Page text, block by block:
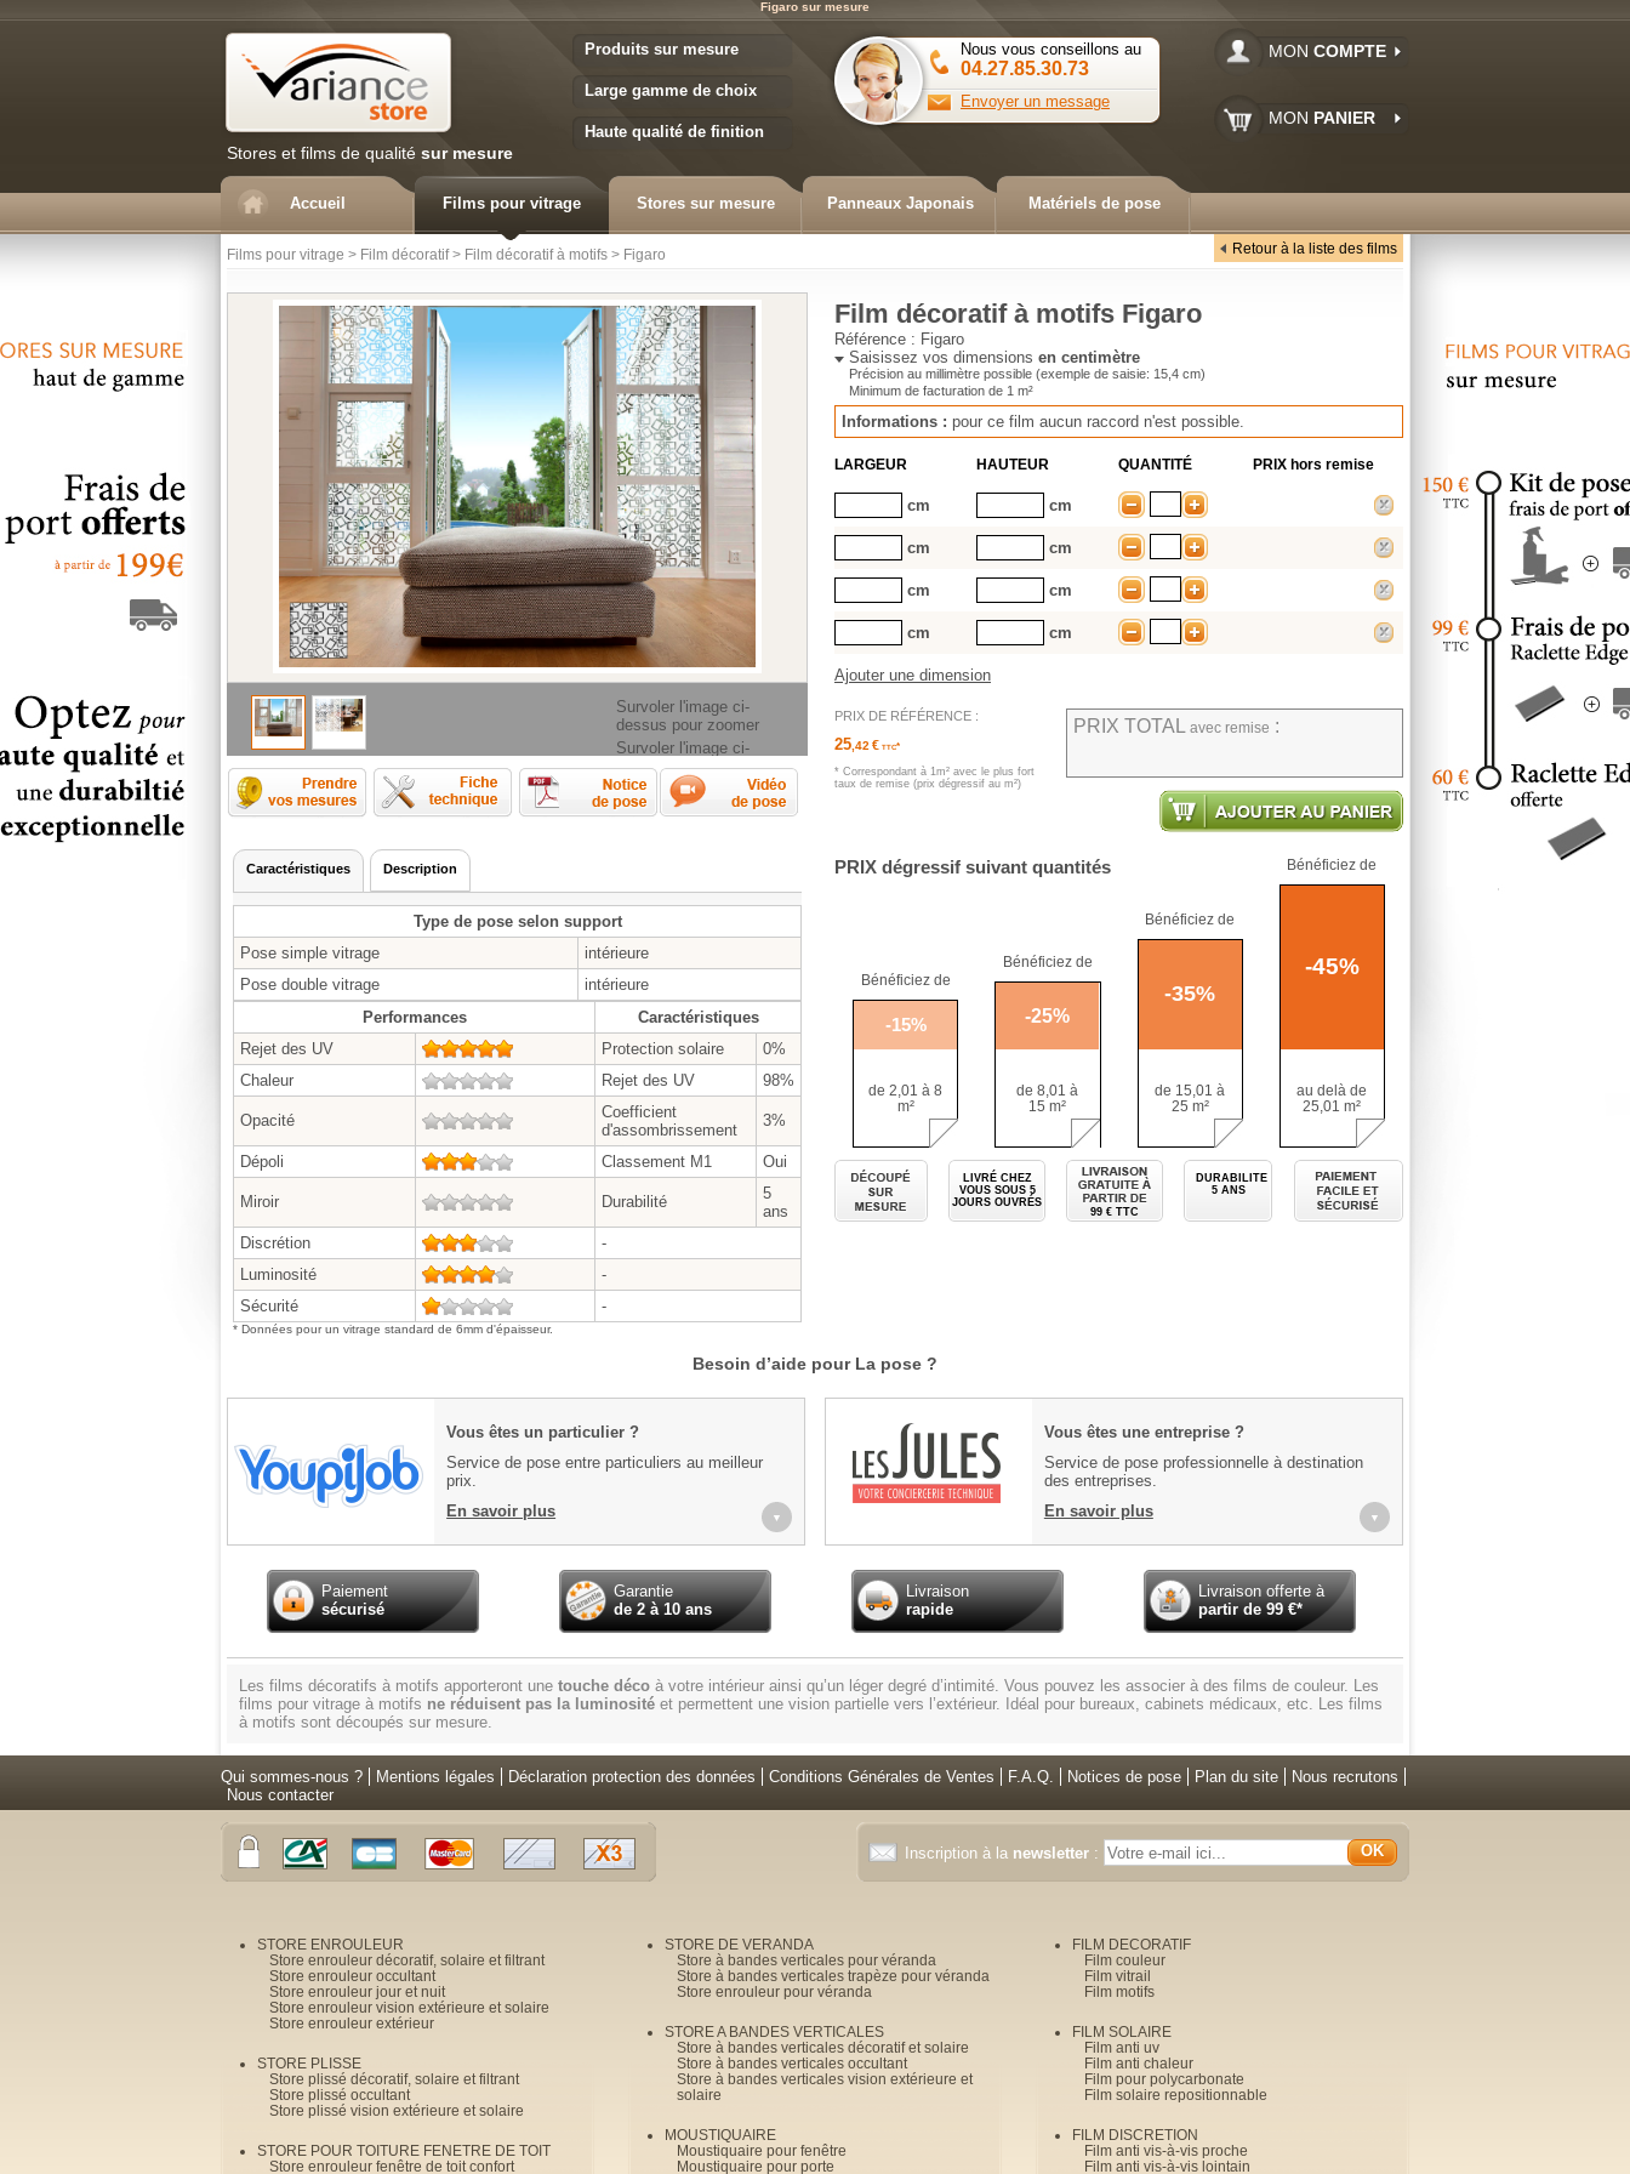
Figaro sur mesure
Stores et films de qualité sur mesure
Produits sur mesure
Large gamme de choix
Haute qualité de finition
Nous vous conseillons au
04.27.85.30.73
Envoyer un message
MON COMPTE
MON PANIER
Accueil Films pour vitrage Stores sur mesure Panneaux Japonais Matériels de pose
Films pour vitrage > Film décoratif > Film décoratif à motifs > Figaro Retour à la liste des films
Survoler l'image ci-
dessus pour zoomer
Survoler l'image ci-
dessus pour zoomer
Comment prendre les mesures ?
Fiche technique Notice de pose Vidéos de pose
Caractéristiques Description
Type de pose selon support
Pose simple vitrage
intérieure
Pose double vitrage
intérieure
Performances
Caractéristiques
Rejet des UV
Protection solaire
0%
Chaleur
Rejet des UV 98%
Opacité
Coefficient
d'assombrissement
3%
Dépoli Classement M1 Oui
Miroir Durabilité
5
ans
Discrétion
-
Luminosité
-
Sécurité
-
* Données pour un vitrage standard de 6mm d'épaisseur.
Film décoratif à motifs Figaro
Référence : Figaro
Saisissez vos dimensions en centimètre
Précision au millimètre possible (exemple de saisie: 15,4 cm)
Minimum de facturation de 1 m²
Informations : pour ce film aucun raccord n'est possible.
LARGEUR HAUTEUR QUANTITÉ PRIX hors remise
cm cm supprimer
cm cm
cm cm
cm cm supprimer
Ajouter une dimension
PRIX DE RÉFÉRENCE :
25 ,42 € TTC*
* Correspondant à 1m² avec le plus fort
taux de remise (prix dégressif au m²)
PRIX TOTAL avec remise :
Ajouter au panier
PRIX dégressif suivant quantités
Bénéficiez de
-15%
de 2,01 à 8
m²
Bénéficiez de
-25%
de 8,01 à
15 m²
Bénéficiez de
-35%
de 15,01 à
25 m²
Bénéficiez de
-45%
au delà de
25,01 m²
Découpé sur mesure
LIVRÉ CHEZ
VOUS SOUS 5
JOURS OUVRÉS
Livraison gratuite à partir de
99 € TTC
DURABILITE
5 ANS
Besoin d’aide pour La pose ?
Vous êtes un particulier ?
Service de pose entre particuliers au meilleur
prix.
En savoir plus
▼
Vous êtes une entreprise ?
Service de pose professionnelle à destination
des entreprises.
En savoir plus
▼
Paiement
sécurisé
Garantie
de 2 à 10 ans
Livraison
rapide
Livraison offerte à
partir de99€*
Les films décoratifs à motifs apporteront une touche déco à votre intérieur ainsi qu’un léger degré d’intimité. Vous pouvez les associer à des films de couleur. Les
films pour vitrage à motifs ne réduisent pas la luminosité et permettent une vision partielle vers l’extérieur. Idéal pour bureaux, cabinets médicaux, etc. Les films
à motifs sont découpés sur mesure.
Qui sommes-nous ? Mentions légales Déclaration protection des données Conditions Générales de Ventes F.A.Q. Notices de pose Plan du site
Nous recrutons
Nous contacter
Inscription à la newsletter : OK
STORE ENROULEUR
Store enrouleur décoratif, solaire et filtrant
Store enrouleur occultant
Store enrouleur jour et nuit
Store enrouleur vision extérieure et solaire
Store enrouleur extérieur
STORE PLISSE
Store plissé décoratif, solaire et filtrant
Store plissé occultant
Store plissé vision extérieure et solaire
STORE POUR TOITURE FENETRE DE TOIT
Store enrouleur fenêtre de toit confort
STORE DE VERANDA
Store à bandes verticales pour véranda
Store à bandes verticales trapèze pour véranda
Store enrouleur pour véranda
STORE A BANDES VERTICALES
Store à bandes verticales décoratif et solaire
Store à bandes verticales occultant
Store à bandes verticales vision extérieure et
solaire
MOUSTIQUAIRE
Moustiquaire pour fenêtre
Moustiquaire pour porte
FILM DECORATIF
Film couleur
Film vitrail
Film motifs
FILM SOLAIRE
Film anti uv
Film anti chaleur
Film pour polycarbonate
Film solaire repositionnable
FILM DISCRETION
Film anti vis-à-vis proche
Film anti vis-à-vis lointain